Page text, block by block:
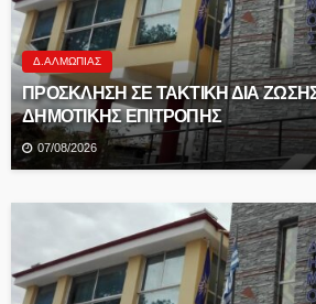
Δ.ΑΛΜΩΠΊΑΣ
ΠΡΟΣΚΛΗΣΗ ΣΕ ΤΑΚΤΙΚΗ ΔΙΑ
ΔΗΜΟΤΙΚΗΣ ΕΠΙΤΡΟΠΗΣ
07/08/2026